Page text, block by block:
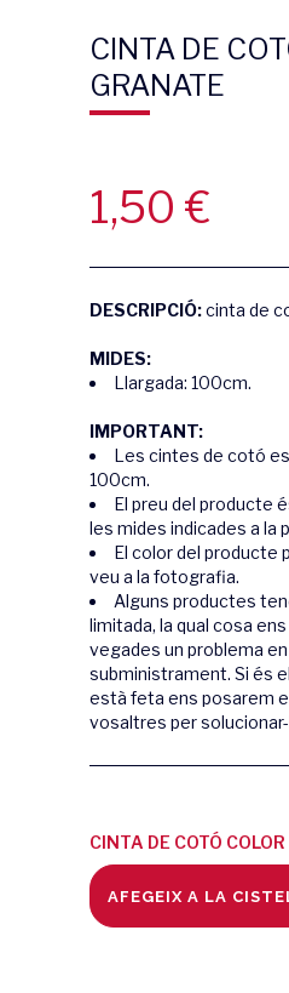
CINTA DE
GRANATE
1,50 €
DESCRIPCIÓ:cinta de
MIDES:
Llargada: 100cm.
IMPORTANT:
Les cintes de cotó
100cm.
El preu del producte
les mides indicades a la
El color del producte
veu a la fotografia.
Alguns productes
limitada, la qual cosa
vegades un problema
subministrament. Si és
està feta ens posarem
vosaltres per
CINTA DE COTÓ
quantity
AFEGEIX A LA